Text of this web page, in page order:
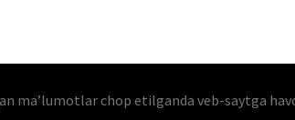
maʼlumotlar chop etilganda veb-saytga